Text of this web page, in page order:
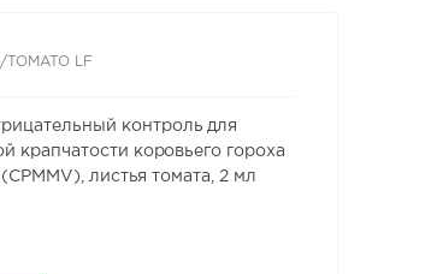
LF
контроль для
крапчатости коровьего гороха
листья томата, 2 мл